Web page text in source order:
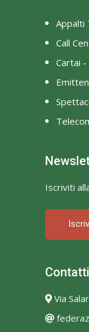
Appalti
Call
Cartai
Iscriviti
Contatti
Via